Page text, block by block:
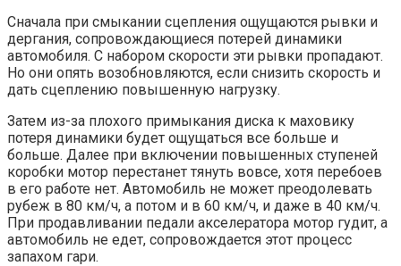
Сначала при смыкании сцепления ощущаются рывки и
дергания, сопровождающиеся потерей динамики
автомобиля. С набором скорости эти рывки пропадают.
Но они опять возобновляются, если снизить скорость и
дать сцеплению повышенную нагрузку.
Затем из-за плохого примыкания диска к маховику
потеря динамики будет ощущаться все больше и
больше. Далее при включении повышенных ступеней
коробки мотор перестанет тянуть вовсе, хотя перебоев
в его работе нет. Автомобиль не может преодолевать
рубеж в 80 км/ч, а потом и в 60 км/ч, и даже в 40 км/ч.
При продавливании педали акселератора мотор гудит, а
автомобиль не едет, сопровождается этот процесс
запахом гари.